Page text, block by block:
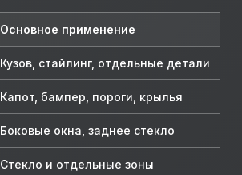
Основное применение
Кузов, стайлинг, отдельные детали
Капот, бампер, пороги, крылья
Боковые окна, заднее стекло
Стекло и отдельные зоны